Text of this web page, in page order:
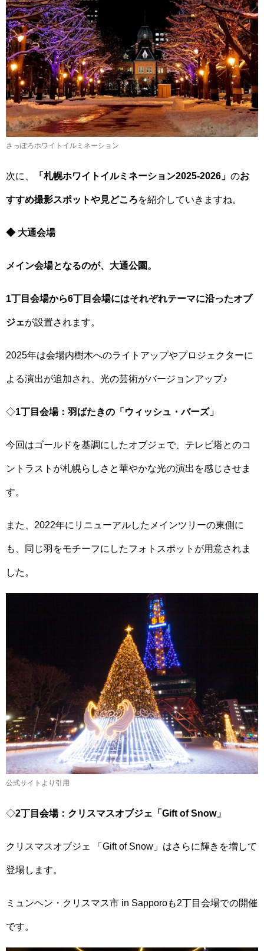
さっぽろホワイトイルミネーション
次に、 「札幌ホワイトイルミネーション2025-2026」 のお
すすめ撮影スポットや見どころを紹介していきますね。
◆ 大通会場
メイン会場となるのが、大通公園。
1丁目会場から6丁目会場にはそれぞれテーマに沿ったオブ
ジェが設置されます。
2025年は会場内樹木へのライトアップやプロジェクターに
よる演出が追加され、光の芸術がバージョンアップ♪
◇1丁目会場：羽ばたきの「ウィッシュ・バーズ」
今回はゴールドを基調にしたオブジェで、テレビ塔とのコ
ントラストが札幌らしさと華やかな光の演出を感じさせま
す。
また、2022年にリニューアルしたメインツリーの東側に
も、同じ羽をモチーフにしたフォトスポットが用意されま
した。
公式サイトより引用
◇2丁目会場：クリスマスオブジェ「Gift of Snow」
クリスマスオブジェ 「Gift of Snow」はさらに輝きを増して
登場します。
ミュンヘン・クリスマス市 in Sapporoも2丁目会場での開催
です。